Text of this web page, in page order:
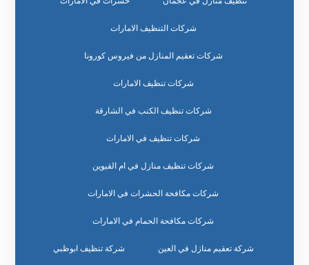
شركات التنظيف الامارات
شركات تعقيم المنازل من فيروس كورونا
شركات تنظيف الامارات
شركات تنظيف الكنب في الشارقة
شركات تنظيف في الامارات
شركات تنظيف منازل في ام القيوين
شركات مكافحة الحشرات في الامارات
شركات مكافحة الحمام في الامارات
شركة تعقيم منازل في العين شركة تنظيف ابوظبي